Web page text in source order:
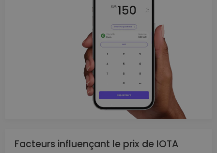
Facteurs influençant le prix de IOTA